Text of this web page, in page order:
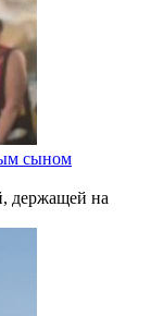
сыном
держащей на